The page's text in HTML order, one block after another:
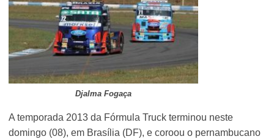
Djalma Fogaça
A temporada 2013 da Fórmula Truck terminou neste
domingo (08), em Brasília (DF), e coroou o pernambucano